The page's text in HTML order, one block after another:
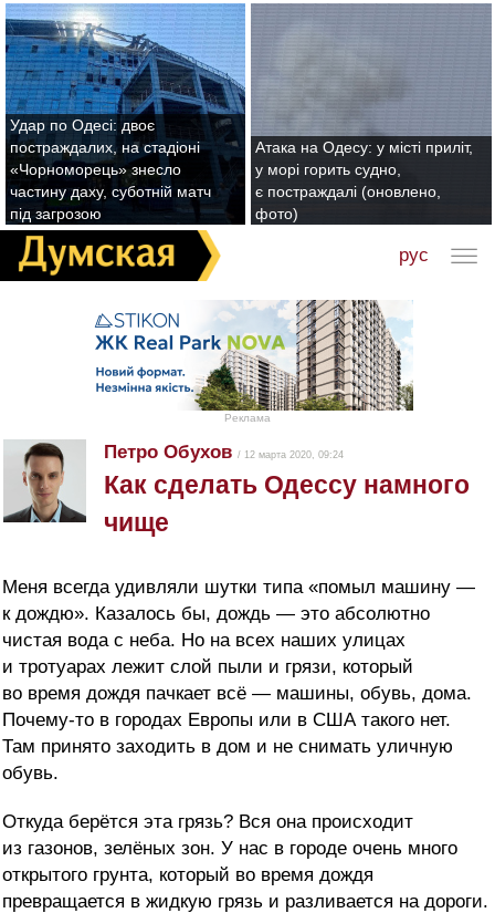
Удар по Одесі: двоє
постраждалих, на стадіоні
«Чорноморець» знесло
частину даху, суботній матч
під загрозою
Атака на Одесу: у місті приліт,
у морі горить судно,
є постраждалі (оновлено,
фото)
рус
Реклама
Петро Обухов / 12 марта 2020, 09:24
Как сделать Одессу намного
чище
Меня всегда удивляли шутки типа «помыл машину —
к дождю». Казалось бы, дождь — это абсолютно
чистая вода с неба. Но на всех наших улицах
и тротуарах лежит слой пыли и грязи, который
во время дождя пачкает всё — машины, обувь, дома.
Почему-то в городах Европы или в США такого нет.
Там принято заходить в дом и не снимать уличную
обувь.
Откуда берётся эта грязь? Вся она происходит
из газонов, зелёных зон. У нас в городе очень много
открытого грунта, который во время дождя
превращается в жидкую грязь и разливается на дороги.